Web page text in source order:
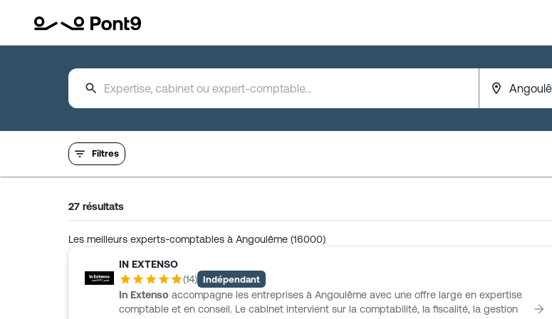
Filtres
27 résultats
Les meilleurs experts-comptables à Angoulême (16000)
IN EXTENSO
(14) Indépendant
In Extenso accompagne les entreprises à Angoulême avec une offre large en expertise
comptable et en conseil. Le cabinet intervient sur la comptabilité, la fiscalité, la gestion